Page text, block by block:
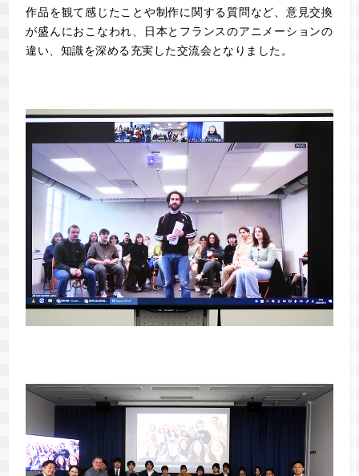
作品を観て感じたことや制作に関する質問など、意見交換
が盛んにおこなわれ、日本とフランスのアニメーションの
違い、知識を深める充実した交流会となりました。